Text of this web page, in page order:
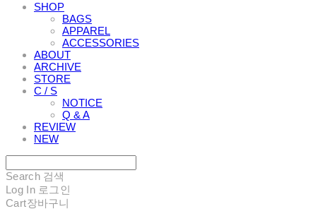
SHOP
BAGS
APPAREL
ACCESSORIES
ABOUT
ARCHIVE
STORE
C / S
NOTICE
Q & A
REVIEW
NEW
Search 검색
Log In 로그인
Cart장바구니